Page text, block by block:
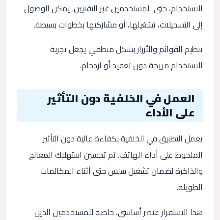
الاستخدام، حتى للمستخدمين غير التقنيين. يمكن الوصول
إلى التسجيلات، تشغيلها، أو مشاركتها بخطوات بسيطة.
تنظيم القوائم والأزرار بشكل منطقي يجعل تجربة
الاستخدام مريحة دون تعقيد أو ازدحام.
العمل في الخلفية دون التأثير
على الأداء
يعمل التطبيق في الخلفية بكفاءة عالية دون التأثير
الملحوظ على أداء الهاتف. تم تحسين استهلاك المعالج
والذاكرة لضمان تشغيل سلس حتى أثناء المكالمات
الطويلة.
هذا الاستقرار عنصر أساسي، خاصة للمستخدمين الذين